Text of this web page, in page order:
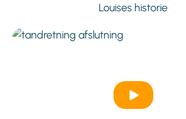
Louises historie